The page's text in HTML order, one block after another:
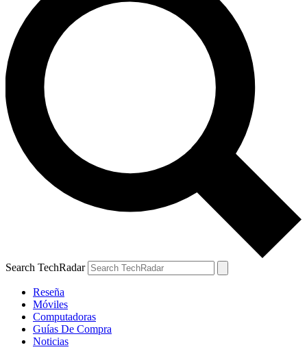
Search TechRadar
Reseña
Móviles
Computadoras
Guías De Compra
Noticias